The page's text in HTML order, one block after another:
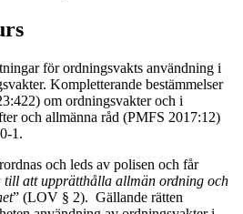
för ordningsvakts användning i
Kompletterande bestämmelser
om ordningsvakter och i
och allmänna råd (PMFS 2017:12)
1.
och leds av polisen och får
till att upprätthålla allmän ordning och
” (LOV § 2). Gällande rätten